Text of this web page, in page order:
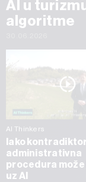
AI u
algoritme
AI Thinkers
Iako
administrativna
procedura
uz AI